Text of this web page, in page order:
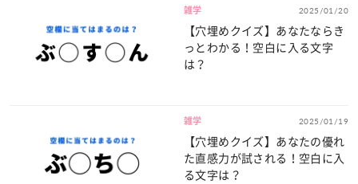
雑学 2025/01/20
【穴埋めクイズ】あなたならき
っとわかる！空白に入る文字
は？
雑学 2025/01/19
【穴埋めクイズ】あなたの優れ
た直感力が試される！空白に入
る文字は？